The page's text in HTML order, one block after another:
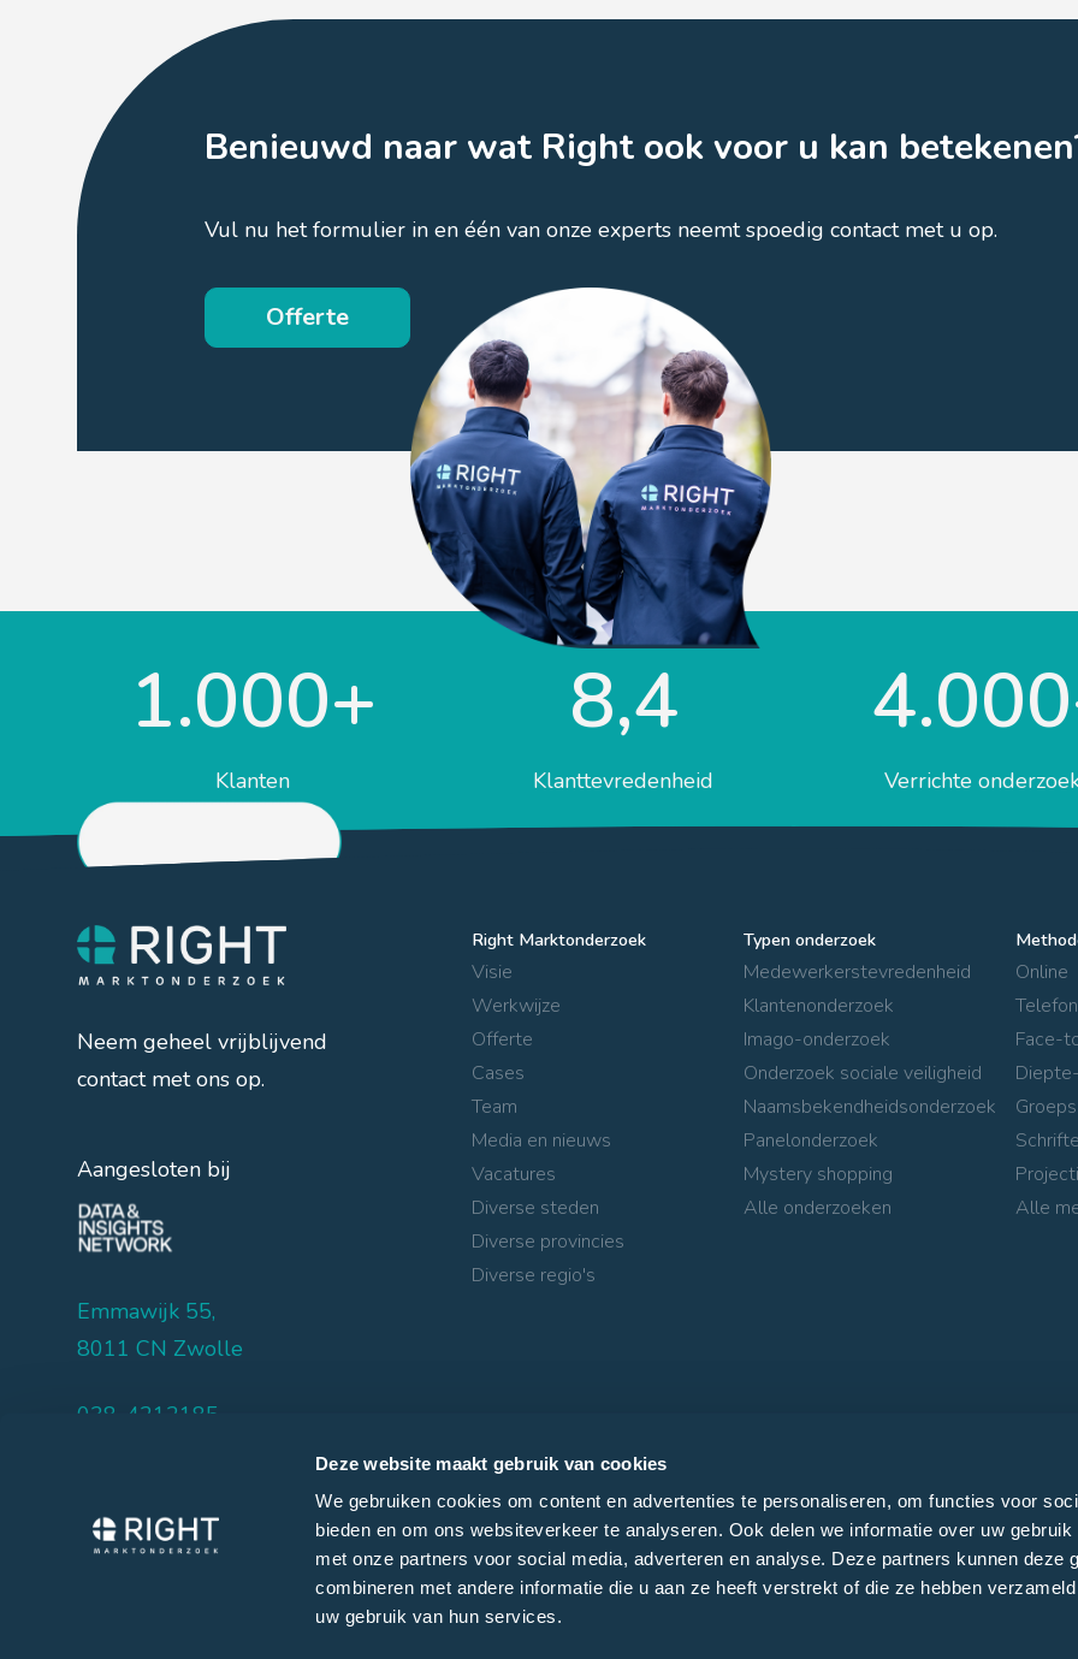
Deze website maakt gebruik van cookies
We gebruiken cookies om content en advertenties te personaliseren, om functies voor
bieden en om ons websiteverkeer te analyseren. Ook delen we informatie over uw
met onze partners voor social media, adverteren en analyse. Deze partners kunnen deze
combineren met andere informatie die u aan ze heeft verstrekt of die ze hebben
uw gebruik van hun services.
Benieuwd naar wat Right ook voor u kan
Vul nu het formulier in en één van onze experts neemt spoedig contact met u op.
Offerte
1.000+
Klanten
8,4
Klanttevredenheid Verrichte
Neem geheel vrijblijvend
contact met ons op.
Aangesloten bij
Emmawijk 55,
8011 CN Zwolle
038-4212185
info@rightmarktonderzoek.nl
Right Marktonderzoek
Visie
Werkwijze
Offerte
Cases
Team
Media en nieuws
Vacatures
Diverse steden
Diverse provincies
Diverse regio's
Typen onderzoek
Medewerkerstevredenheid
Klantenonderzoek
Imago-onderzoek
Onderzoek sociale veiligheid
Naamsbekendheidsonderzoek
Panelonderzoek
Mystery shopping
Alle onderzoeken
Online
Face-
Alle
Right Marktonderzoek 2026